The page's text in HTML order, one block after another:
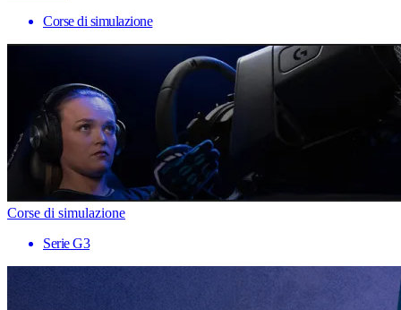
Corse di simulazione
Corse di simulazione
Serie G3